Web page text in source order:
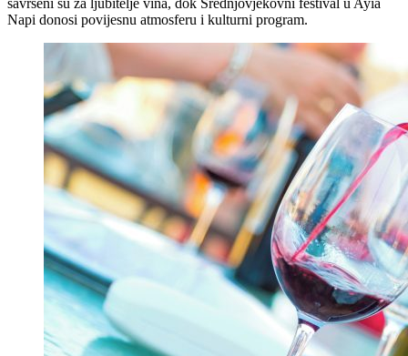
Napi donosi povijesnu atmosferu i kulturni program.